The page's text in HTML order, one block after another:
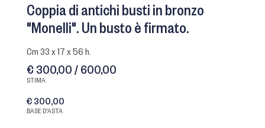
Coppia di antichi busti in bronzo
"Monelli". Un busto è firmato.
cm 33 x 17 x 56 h.
€ 300,00 / 600,00
STIMA
€ 300,00
BASE D'ASTA